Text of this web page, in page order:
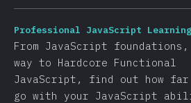
Professional JavaScript
From JavaScript
way to Hardcore Functional
JavaScript, find out how far
go with your JavaScript